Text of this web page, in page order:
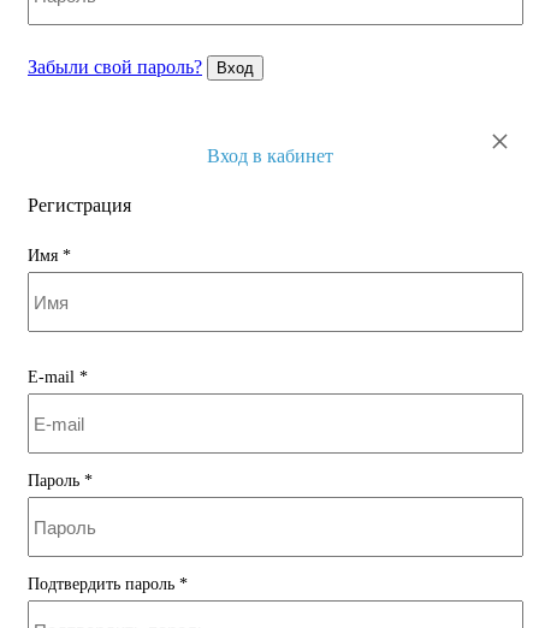
Забыли свой пароль? Вход
×
Вход в кабинет
Регистрация
Имя *
E-mail *
Пароль *
Подтвердить пароль *